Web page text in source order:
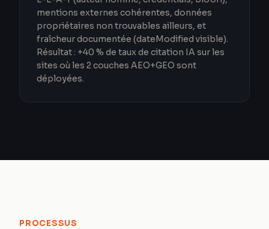
mentions externes cohérentes, données
propriétaires non trouvables ailleurs, et
fraîcheur documentée (dateModified visible).
Résultat : +40 % de taux de citation IA sur les
sites où les 2 couches AEO+GEO sont
déployées.
PROCESSUS